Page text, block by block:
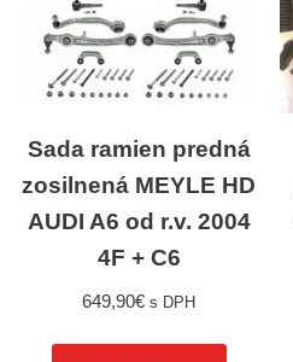
Sada ramien predná
zosilnená MEYLE HD
AUDI A6 od r.v. 2004
4F + C6
649,90€ s DPH